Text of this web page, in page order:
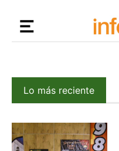
Lo más reciente